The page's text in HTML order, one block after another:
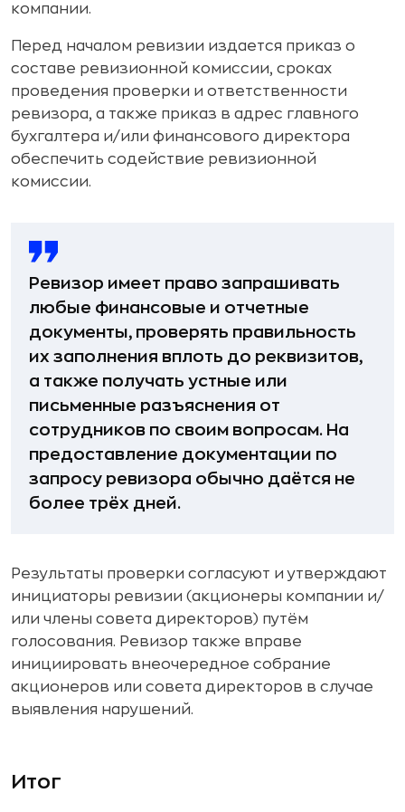
компании.
Перед началом ревизии издается приказ о
составе ревизионной комиссии, сроках
проведения проверки и ответственности
ревизора, а также приказ в адрес главного
бухгалтера и/или финансового директора
обеспечить содействие ревизионной
комиссии.
Ревизор имеет право запрашивать
любые финансовые и отчетные
документы, проверять правильность
их заполнения вплоть до реквизитов,
а также получать устные или
письменные разъяснения от
сотрудников по своим вопросам. На
предоставление документации по
запросу ревизора обычно даётся не
более трёх дней.
Результаты проверки согласуют и утверждают
инициаторы ревизии (акционеры компании и/
или члены совета директоров) путём
голосования. Ревизор также вправе
инициировать внеочередное собрание
акционеров или совета директоров в случае
выявления нарушений.
Итог